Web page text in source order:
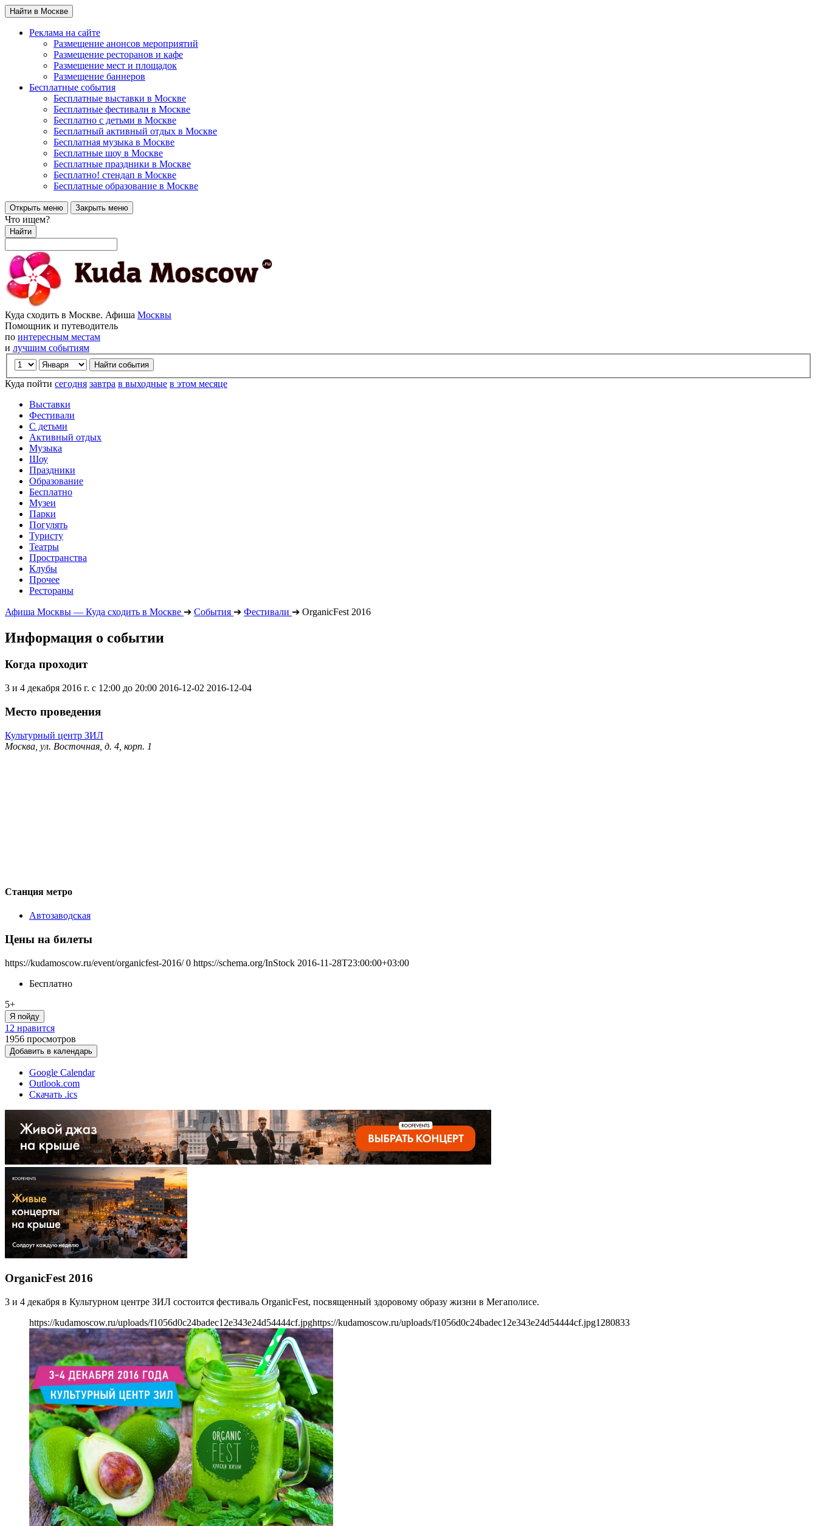
Найти в Москве
Реклама на сайте
Размещение анонсов мероприятий
Размещение ресторанов и кафе
Размещение мест и площадок
Размещение баннеров
Бесплатные события
Бесплатные выставки в Москве
Бесплатные фестивали в Москве
Бесплатно с детьми в Москве
Бесплатный активный отдых в Москве
Бесплатная музыка в Москве
Бесплатные шоу в Москве
Бесплатные праздники в Москве
Бесплатно! стендап в Москве
Бесплатные образование в Москве
Открыть меню Закрыть меню
Что ищем?
Найти
Куда сходить в Москве. Афиша Москвы
Помощник и путеводитель
по интересным местам
и лучшим событиям
Куда пойти сегодня завтра в выходные в этом месяце
Выставки
Фестивали
С детьми
Активный отдых
Музыка
Шоу
Праздники
Образование
Бесплатно
Музеи
Парки
Погулять
Туристу
Театры
Пространства
Клубы
Прочее
Рестораны
Афиша Москвы — Куда сходить в Москве ➔ События ➔ Фестивали ➔ OrganicFest 2016
Информация о событии
Когда проходит
3 и 4 декабря 2016 г. с 12:00 до 20:00 2016-12-02 2016-12-04
Место проведения
Культурный центр ЗИЛ
Москва, ул. Восточная, д. 4, корп. 1
Станция метро
Автозаводская
Цены на билеты
https://kudamoscow.ru/event/organicfest-2016/ 0 https://schema.org/InStock 2016-11-28T23:00:00+03:00
Бесплатно
5+
Я пойду
12 нравится
1956 просмотров
Добавить в календарь
Google Calendar
Outlook.com
Скачать .ics
OrganicFest 2016
3 и 4 декабря в Культурном центре ЗИЛ состоится фестиваль OrganicFest, посвященный здоровому образу жизни в Мегаполисе.
https://kudamoscow.ru/uploads/f1056d0c24badec12e343e24d54444cf.jpghttps://kudamoscow.ru/uploads/f1056d0c24badec12e343e24d54444cf.jpg1280833